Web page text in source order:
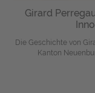
Girard
Die Geschichte von
Kanton